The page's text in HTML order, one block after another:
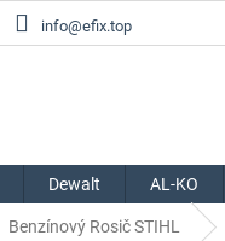
info@efix.top
Dewalt AL-KO
Benzínový Rosič STIHL